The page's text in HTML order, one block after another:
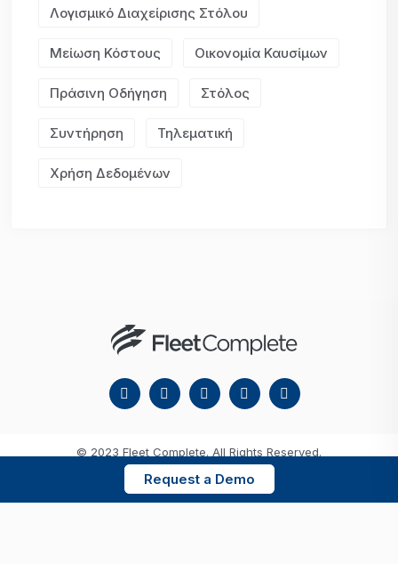
Λογισμικό Διαχείρισης Στόλου
Μείωση Κόστους Οικονομία Καυσίμων
Πράσινη Οδήγηση Στόλος
Συντήρηση Τηλεματική
Χρήση Δεδομένων
© 2023 Fleet Complete. All Rights Reserved.
Request a Demo